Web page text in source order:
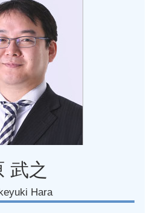
ハラ
ロナ
契約書 違い
ス 問題
決
対応
解決
し
反
直し 相談
律事務所
武之
Hara